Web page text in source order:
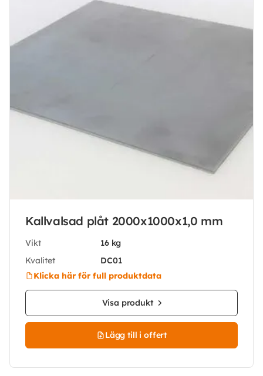
Kallvalsad plåt 2000x1000x1,0 mm
Vikt
16 kg
Kvalitet
DC01
Klicka här för full produktdata
Visa produkt
Lägg till i offert